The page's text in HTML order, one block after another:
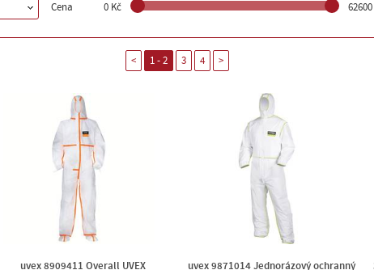
Cena 0 Kč
< 1 - 2 3 4 >
uvex 8909411 Overall UVEX
uvex 9871014 Jednorázový ochranný